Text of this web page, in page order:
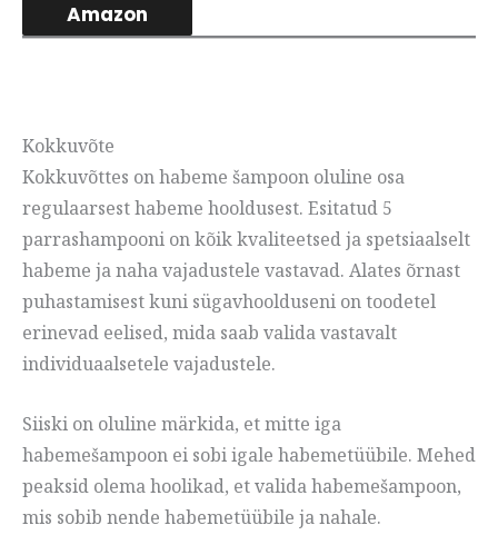
Amazon
Kokkuvõte
Kokkuvõttes on habeme šampoon oluline osa
regulaarsest habeme hooldusest. Esitatud 5
parrashampooni on kõik kvaliteetsed ja spetsiaalselt
habeme ja naha vajadustele vastavad. Alates õrnast
puhastamisest kuni sügavhoolduseni on toodetel
erinevad eelised, mida saab valida vastavalt
individuaalsetele vajadustele.
Siiski on oluline märkida, et mitte iga
habemešampoon ei sobi igale habemetüübile. Mehed
peaksid olema hoolikad, et valida habemešampoon,
mis sobib nende habemetüübile ja nahale.